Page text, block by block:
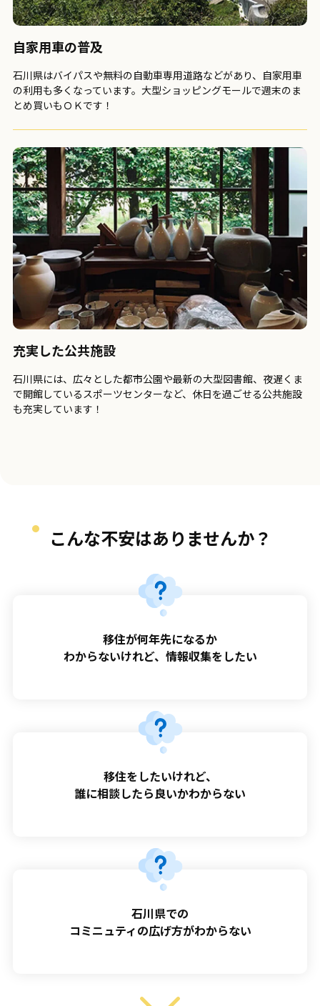
自家用車の普及
石川県はバイパスや無料の自動車専用道路などがあり、自家用車
の利用も多くなっています。大型ショッピングモールで週末のま
とめ買いもＯＫです！
充実した公共施設
石川県には、広々とした都市公園や最新の大型図書館、夜遅くま
で開館しているスポーツセンターなど、休日を過ごせる公共施設
も充実しています！
こんな不安はありませんか？
移住が何年先になるか
わからないけれど、情報収集をしたい
移住をしたいけれど、
誰に相談したら良いかわからない
石川県での
コミニュティの広げ方がわからない